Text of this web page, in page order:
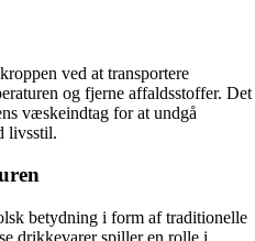
ved at transportere
og fjerne affaldsstoffer. Det
væskeindtag for at undgå
livsstil.
betydning i form af traditionelle
drikkevarer spiller en rolle i